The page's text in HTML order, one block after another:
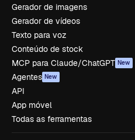
Gerador de imagens
Gerador de vídeos
Texto para voz
Conteúdo de stock
MCP para Claude/ChatGPT New
Agentes New
API
App móvel
Todas as ferramentas